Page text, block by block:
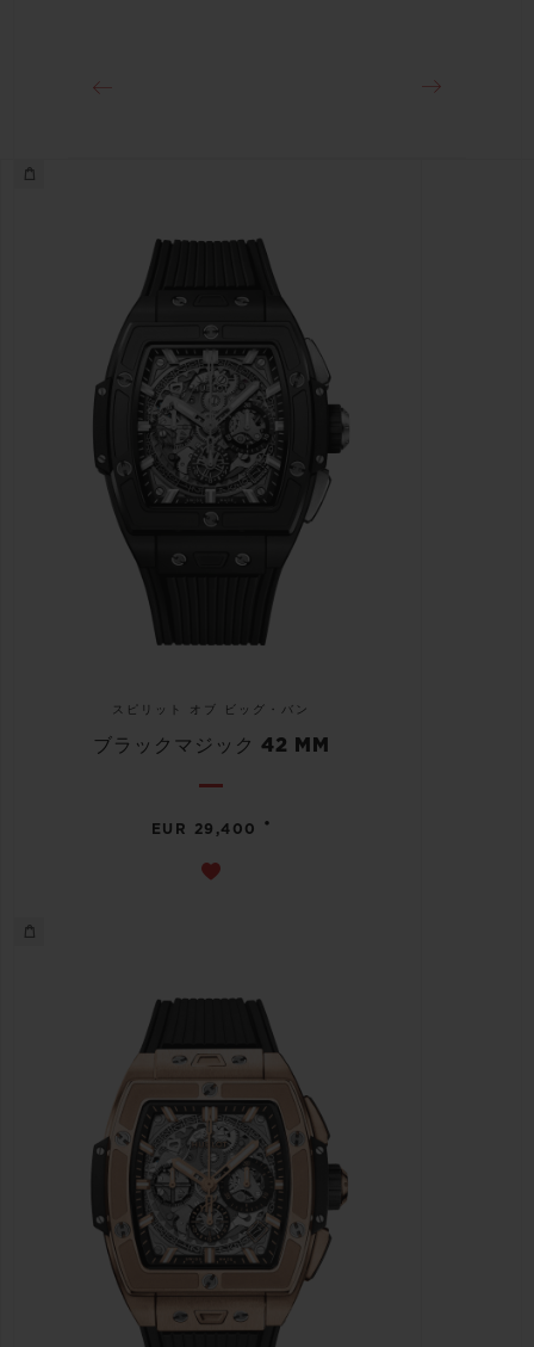
スピリット オブ ビッグ・バン
ブラックマジック 42 MM
EUR 29,400 •